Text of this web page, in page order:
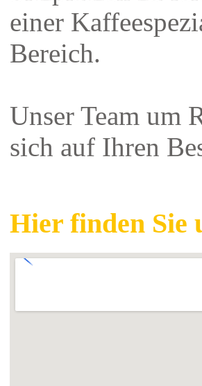
einer
Bereich.
Unser Team um
sich auf Ihren
Hier finden Sie